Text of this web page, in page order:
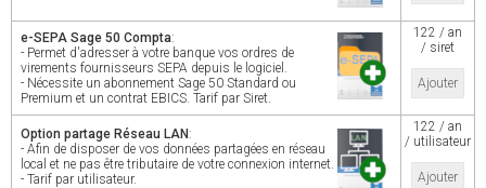
e-SEPA Sage 50 Compta:
- Permet d'adresser à votre banque vos ordres de
virements fournisseurs SEPA depuis le logiciel.
- Nécessite un abonnement Sage 50 Standard ou
Premium et un contrat EBICS. Tarif par Siret.
122 / an
/ siret
Ajouter
Option partage Réseau LAN:
- Afin de disposer de vos données partagées en réseau
local et ne pas être tributaire de votre connexion internet.
- Tarif par utilisateur.
122 / an
/ utilisateur
Ajouter